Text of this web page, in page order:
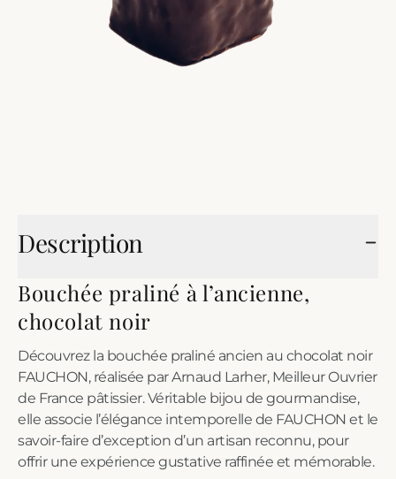
Description
Bouchée praliné à l’ancienne,
chocolat noir
Découvrez la bouchée praliné ancien au chocolat noir
FAUCHON, réalisée par Arnaud Larher, Meilleur Ouvrier
de France pâtissier. Véritable bijou de gourmandise,
elle associe l’élégance intemporelle de FAUCHON et le
savoir-faire d’exception d’un artisan reconnu, pour
offrir une expérience gustative raffinée et mémorable.